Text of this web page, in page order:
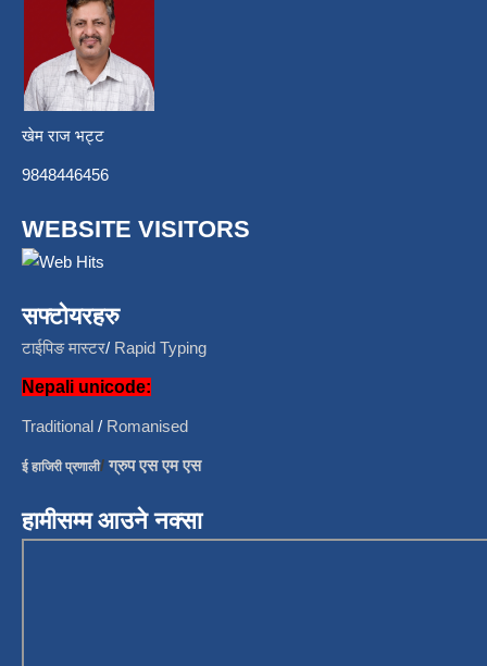
खेम राज भट्ट
9848446456
WEBSITE VISITORS
सफ्टोयरहरु
टाईपिङ मास्टर/ Rapid Typing
Nepali unicode:
Traditional / Romanised
ई हाजिरी प्रणाली/ग्रुप एस एम एस
हामीसम्म आउने नक्सा